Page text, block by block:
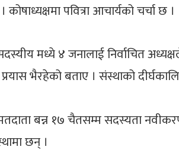
कोषाध्यक्षमा पवित्रा आचार्यको चर्चा छ ।
मध्ये ४ जनालाई निर्वाचित
प्रयास भैरहेको बताए । संस्थाको
बन्न १७ चैतसम्म सदस्यता
छन् ।